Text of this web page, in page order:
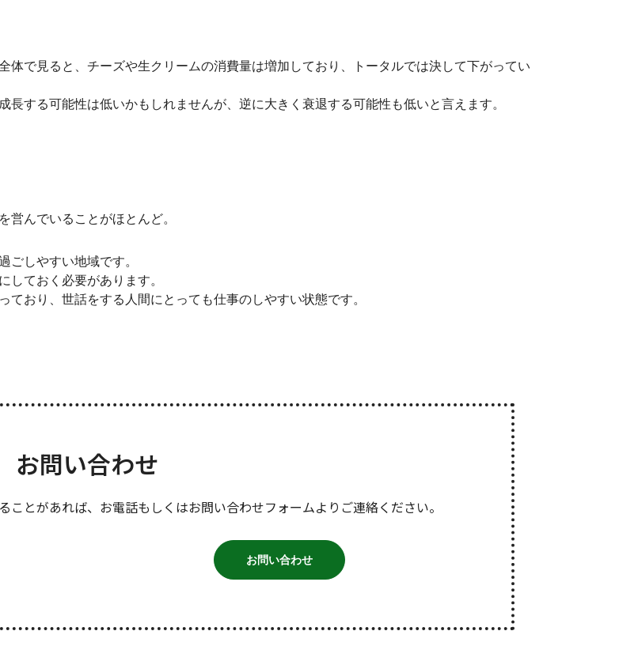
で見ると、チーズや生クリームの消費量は増加しており、トータルでは決して下がってい
する可能性は低いかもしれませんが、逆に大きく衰退する可能性も低いと言えます。
んでいることがほとんど。
しやすい地域です。
ておく必要があります。
おり、世話をする人間にとっても仕事のしやすい状態です。
お問い合わせ
とがあれば、お電話もしくはお問い合わせフォームよりご連絡ください。
お問い合わせ